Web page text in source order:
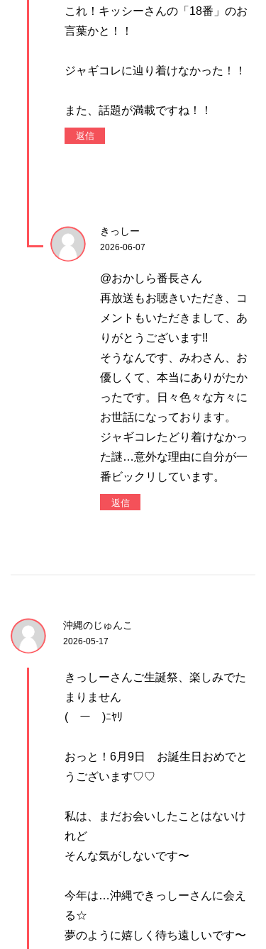
これ！キッシーさんの「18番」のお
言葉かと！！
ジャギコレに辿り着けなかった！！
また、話題が満載ですね！！
返信
きっしー
2026-06-07
@おかしら番長さん
再放送もお聴きいただき、コ
メントもいただきまして、あ
りがとうございます!!
そうなんです、みわさん、お
優しくて、本当にありがたか
ったです。日々色々な方々に
お世話になっております。
ジャギコレたどり着けなかっ
た謎…意外な理由に自分が一
番ビックリしています。
返信
沖縄のじゅんこ
2026-05-17
きっしーさんご生誕祭、楽しみでた
まりません
(￣ー￣)ﾆﾔﾘ
おっと！6月9日 お誕生日おめでと
うございます♡♡
私は、まだお会いしたことはないけ
れど
そんな気がしないです〜
今年は…沖縄できっしーさんに会え
る☆
夢のように嬉しく待ち遠しいです〜